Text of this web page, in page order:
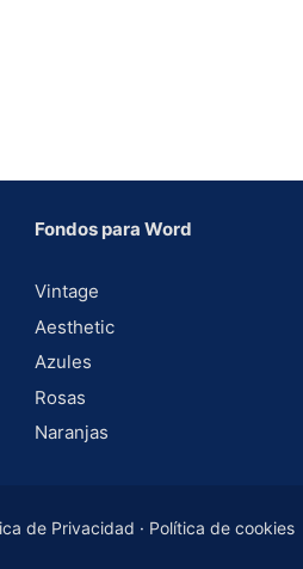
Fondos para Word
Vintage
Aesthetic
Azules
Rosas
Naranjas
de Privacidad · Política de cookies